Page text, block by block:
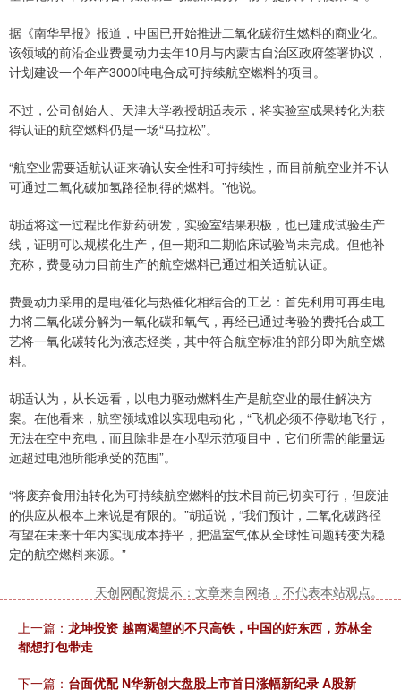
据《南华早报》报道，中国已开始推进二氧化碳衍生燃料的商业化。
该领域的前沿企业费曼动力去年10月与内蒙古自治区政府签署协议，
计划建设一个年产3000吨电合成可持续航空燃料的项目。
不过，公司创始人、天津大学教授胡适表示，将实验室成果转化为获
得认证的航空燃料仍是一场“马拉松”。
“航空业需要适航认证来确认安全性和可持续性，而目前航空业并不认
可通过二氧化碳加氢路径制得的燃料。”他说。
胡适将这一过程比作新药研发，实验室结果积极，也已建成试验生产
线，证明可以规模化生产，但一期和二期临床试验尚未完成。但他补
充称，费曼动力目前生产的航空燃料已通过相关适航认证。
费曼动力采用的是电催化与热催化相结合的工艺：首先利用可再生电
力将二氧化碳分解为一氧化碳和氧气，再经已通过考验的费托合成工
艺将一氧化碳转化为液态烃类，其中符合航空标准的部分即为航空燃
料。
胡适认为，从长远看，以电力驱动燃料生产是航空业的最佳解决方
案。在他看来，航空领域难以实现电动化，“飞机必须不停歇地飞行，
无法在空中充电，而且除非是在小型示范项目中，它们所需的能量远
远超过电池所能承受的范围”。
“将废弃食用油转化为可持续航空燃料的技术目前已切实可行，但废油
的供应从根本上来说是有限的。”胡适说，“我们预计，二氧化碳路径
有望在未来十年内实现成本持平，把温室气体从全球性问题转变为稳
定的航空燃料来源。”
天创网配资提示：文章来自网络，不代表本站观点。
上一篇： 龙坤投资 越南渴望的不只高铁，中国的好东西，苏林全
都想打包带走
下一篇： 台面优配 N华新创大盘股上市首日涨幅新纪录 A股新